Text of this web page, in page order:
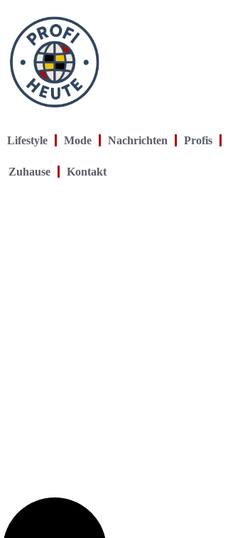
Lifestyle Mode Nachrichten Profis
Zuhause Kontakt